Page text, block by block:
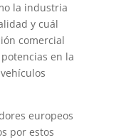
la industria
y cuál
comercial
en la
europeos
por estos